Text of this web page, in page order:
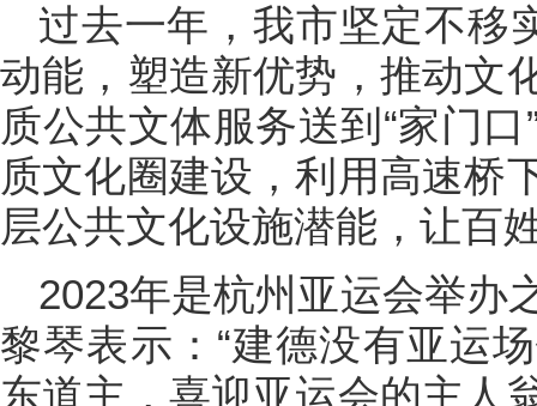
过去一年，我市坚定不移
动能，塑造新优势，推动文
质公共文体服务送到“家门
质文化圈建设，利用高速桥
层公共文化设施潜能，让百
2023年是杭州亚运会举办
黎琴表示：“建德没有亚运
东道主，喜迎亚运会的主人